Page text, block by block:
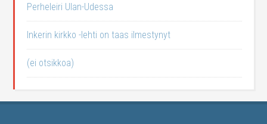
Perheleiri Ulan-Udessa
Inkerin kirkko -lehti on taas ilmestynyt
(ei otsikkoa)